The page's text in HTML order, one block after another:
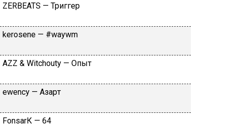
ZЕRBЕАТS — Tpиггep
​kеrоsеnе — #wаywm
АZZ & Witсhоuty — Oпыт
​еwеnсy — Aзapт
FоnsаrК — 64